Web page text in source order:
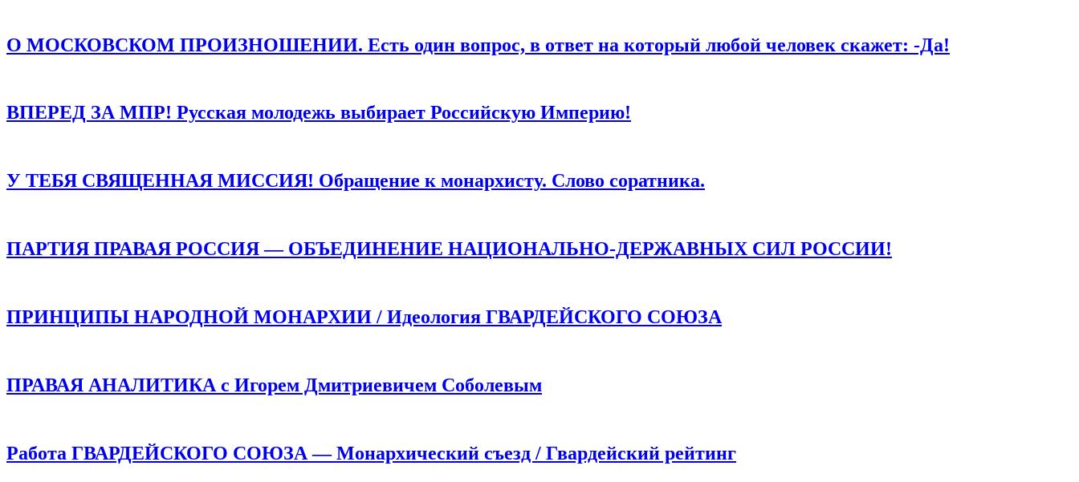
Сохранить моё имя, email и адрес сайта в этом браузере для последующих моих комментариев.
О МОСКОВСКОМ ПРОИЗНОШЕНИИ. Есть один вопрос, в ответ на который любой человек скажет: -Да!
ВПЕРЕД ЗА МПР! Русская молодежь выбирает Российскую Империю!
У ТЕБЯ СВЯЩЕННАЯ МИССИЯ! Обращение к монархисту. Слово соратника.
ПАРТИЯ ПРАВАЯ РОССИЯ — ОБЪЕДИНЕНИЕ НАЦИОНАЛЬНО-ДЕРЖАВНЫХ СИЛ РОССИИ!
ПРИНЦИПЫ НАРОДНОЙ МОНАРХИИ / Идеология ГВАРДЕЙСКОГО СОЮЗА
ПРАВАЯ АНАЛИТИКА с Игорем Дмитриевичем Соболевым
Работа ГВАРДЕЙСКОГО СОЮЗА — Монархический съезд / Гвардейский рейтинг